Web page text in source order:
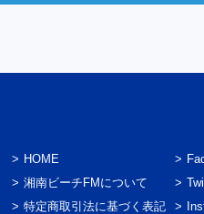
HOME
湘南ビーチFMについて
特定商取引法に基づく表記